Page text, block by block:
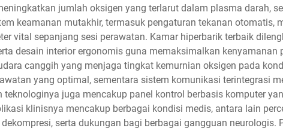
jumlah oksigen yang terlarut dalam plasma darah,
keamanan mutakhir, termasuk pengaturan tekanan otomatis,
vital sepanjang sesi perawatan. Kamar hiperbarik terbaik
desain interior ergonomis guna memaksimalkan kenyamanan
canggih yang menjaga tingkat kemurnian oksigen pada
yang optimal, sementara sistem komunikasi terintegrasi
juga mencakup panel kontrol berbasis komputer
klinisnya mencakup berbagai kondisi medis, antara lain
serta dukungan bagi berbagai gangguan neurologis.